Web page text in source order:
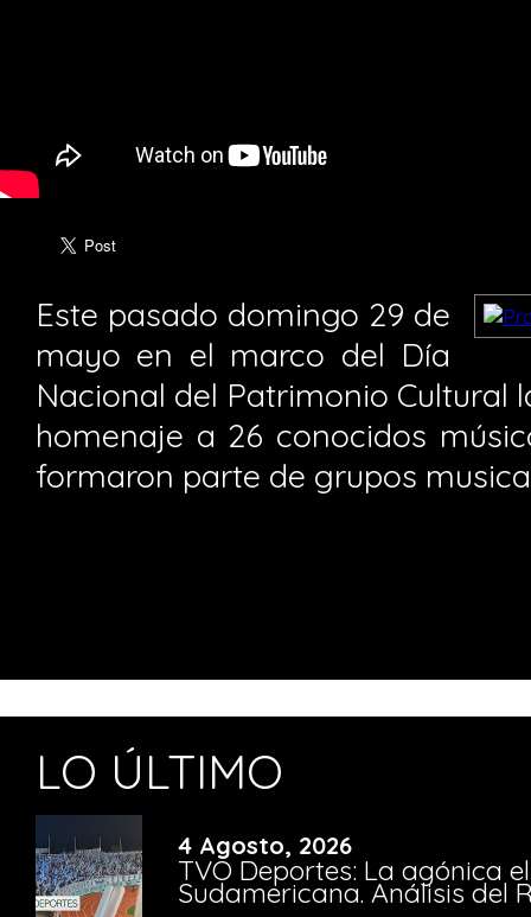
Este pasado domingo 29 de
mayo en el marco del Día
Nacional del Patrimonio Cultural
homenaje a 26 conocidos
formaron parte de grupos
LO ÚLTIMO
4 Agosto, 2026
TVO Deportes: La agónica
Sudamericana. Análisis del